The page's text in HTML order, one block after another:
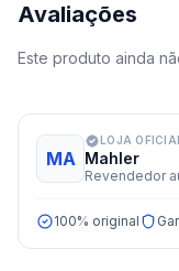
Avaliações
Este produto ainda
MA
LOJA OFICIAL
Mahler
Revendedor
100% original